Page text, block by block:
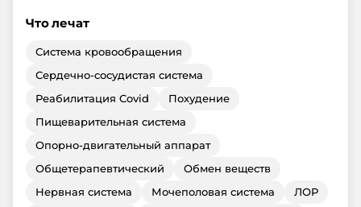
Что лечат
Система кровообращения
Сердечно-сосудистая система
Реабилитация Covid
Похудение
Пищеварительная система
Опорно-двигательный аппарат
Общетерапевтический
Обмен веществ
Нервная система
Мочеполовая система
ЛОР